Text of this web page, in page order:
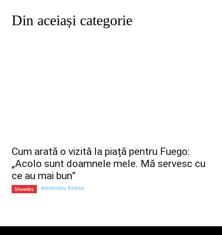
Din aceiași categorie
Cum arată o vizită la piață pentru Fuego:
„Acolo sunt doamnele mele. Mă servesc cu
ce au mai bun”
Showbiz Alexandru Robea